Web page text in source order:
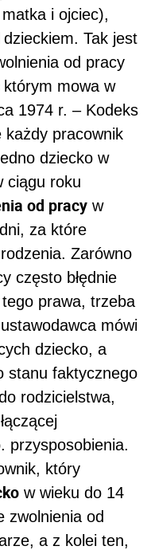
i ojciec),
Tak jest
od pracy
mowa w
1974 r. – Kodeks
każdy pracownik
dziecko w
ciągu roku
od pracy w
za które
Zarówno
często błędnie
prawa, trzeba
mówi
dziecko, a
stanu faktycznego
rodzicielstwa,
przysposobienia.
który
w wieku do 14
zwolnienia od
a z kolei ten,